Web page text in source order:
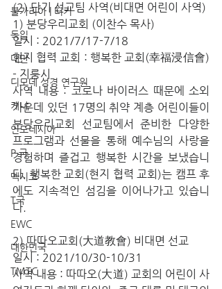
불가리아 | 터키
독일
대만
디모데 성경 연구원
케냐
인도네시아
P 국
멕시코
T국
EWC
대한민국
TMTC
(2) 단기 선교팀 사역(비대면 어린이 사역)
1) 분당우리교회 (이찬수 목사)
일시 : 2021/7/17-7/18
현지 협력 교회 : 행복한 교회(幸福浸信會)
- 지룽시
사역 내용 : 코로나 바이러스 때문에 소외
가운데 있던 17명의 취약 계층 어린이들이
분당우리교회 선교팀에서 준비한 다양한
프로그램과 선물을 통해 예수님의 사랑을
경험하며 즐겁고 행복한 시간을 보냈습니
다. 행복한 교회(현지 협력 교회)는 캠프 후
에도 지속적인 섬김을 이어나가고 있습니
다.
2) 따따오교회(大道教會) 비대면 선교
일시 : 2021/10/30-10/31
사역 내용 : 따따오(大道) 교회의 어린이 사